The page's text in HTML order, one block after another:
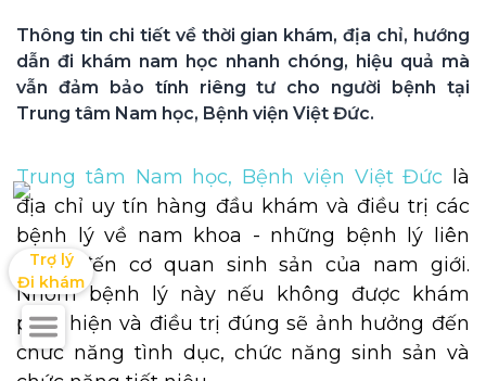
Thông tin chi tiết về thời gian khám, địa chỉ, hướng
dẫn đi khám nam học nhanh chóng, hiệu quả mà
vẫn đảm bảo tính riêng tư cho người bệnh tại
Trung tâm Nam học, Bệnh viện Việt Đức.
Trung tâm Nam học, Bệnh viện Việt Đức là
địa chỉ uy tín hàng đầu khám và điều trị các
bệnh lý về nam khoa - những bệnh lý liên
quan đến cơ quan sinh sản của nam giới.
Nhóm bệnh lý này nếu không được khám
phát hiện và điều trị đúng sẽ ảnh hưởng đến
chức năng tình dục, chức năng sinh sản và
Trợ lý
Đi khám